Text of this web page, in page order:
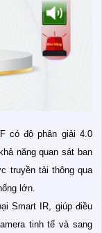
có độ phân giải 4.0
năng quan sát ban
truyền tải thông qua
lớn.
Smart IR, giúp điều
tinh tế và sang